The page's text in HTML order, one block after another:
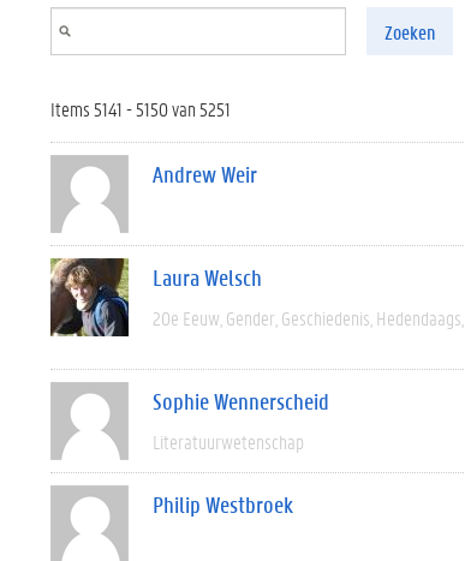
Zoeken
Items 5141 - 5150 van 5251
Andrew Weir
Laura Welsch
20e Eeuw Gender Geschiedenis Hedendaags
Sophie Wennerscheid
Literatuurwetenschap
Philip Westbroek